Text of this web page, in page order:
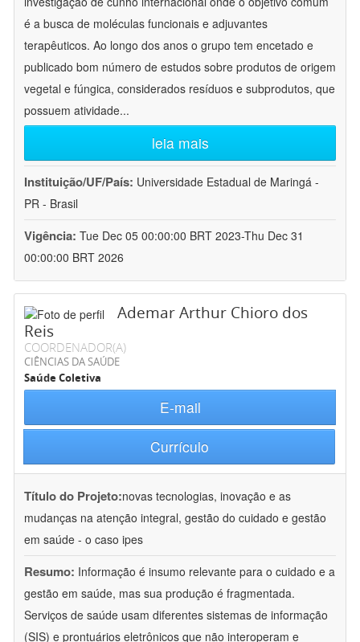
é a busca de moléculas funcionais e adjuvantes
terapêuticos. Ao longo dos anos o grupo tem encetado e
publicado bom número de estudos sobre produtos de origem
vegetal e fúngica, considerados resíduos e subprodutos, que
possuem atividade...
leia mais
Instituição/UF/País: Universidade Estadual de Maringá -
PR - Brasil
Vigência: Tue Dec 05 00:00:00 BRT 2023-Thu Dec 31
00:00:00 BRT 2026
Ademar Arthur Chioro dos
Reis
COORDENADOR(A)
CIÊNCIAS DA SAÚDE
Saúde Coletiva
E-mail
Currículo
Título do Projeto:novas tecnologias, inovação e as
mudanças na atenção integral, gestão do cuidado e gestão
em saúde - o caso ipes
Resumo: Informação é insumo relevante para o cuidado e a
gestão em saúde, mas sua produção é fragmentada.
Serviços de saúde usam diferentes sistemas de informação
(SIS) e prontuários eletrônicos que não interoperam e